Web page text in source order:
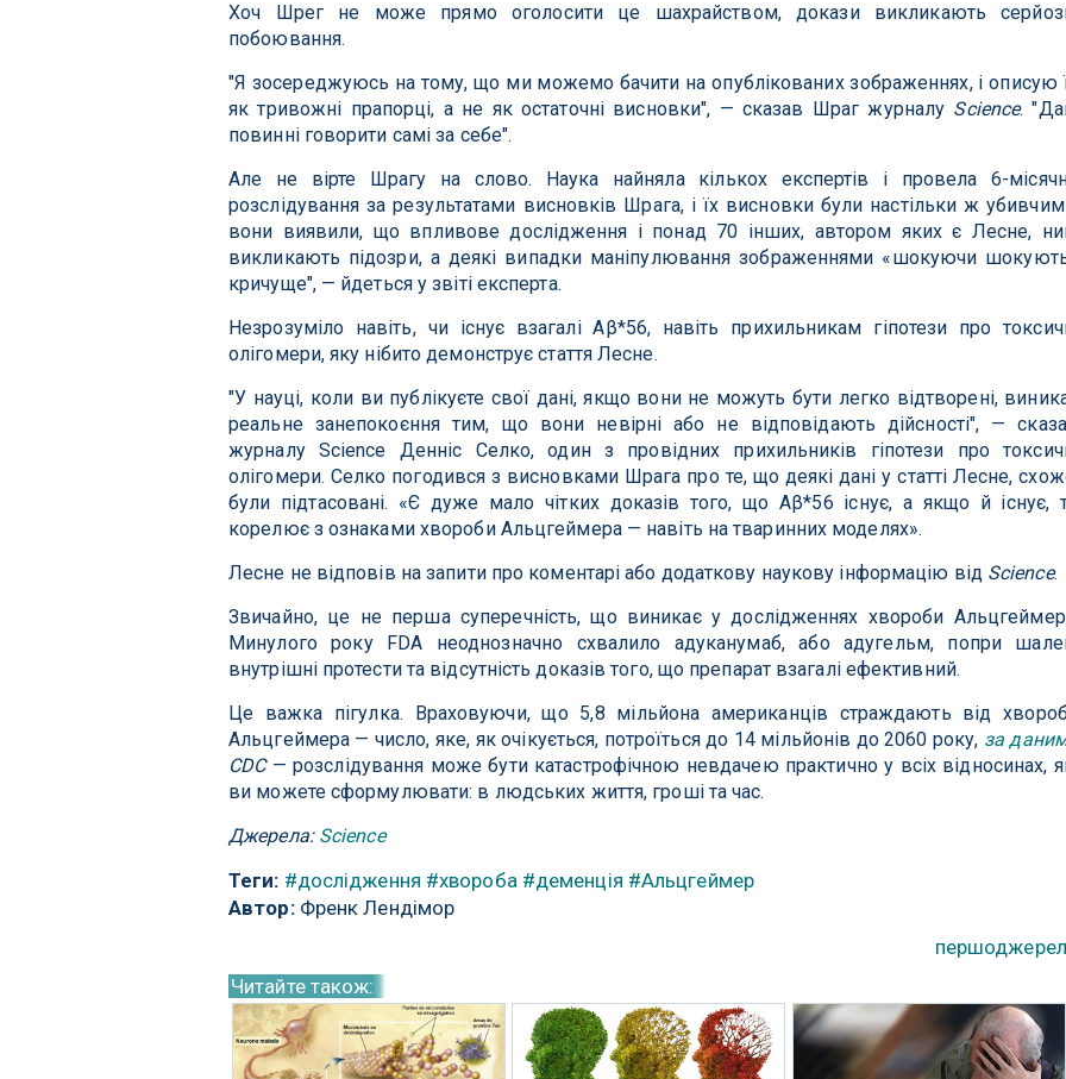
Хоч Шрег не може прямо оголосити це шахрайством, докази викликають
побоювання.
"Я зосереджуюсь на тому, що ми можемо бачити на опублікованих зображеннях, і описую
як тривожні прапорці, а не як остаточні висновки", — сказав Шраг журналу Science.
повинні говорити самі за себе".
Але не вірте Шрагу на слово. Наука найняла кількох експертів і провела 6-
розслідування за результатами висновків Шрага, і їх висновки були настільки ж
вони виявили, що впливове дослідження і понад 70 інших, автором яких є Лесне,
викликають підозри, а деякі випадки маніпулювання зображеннями «шокуючи
кричуще", — йдеться у звіті експерта.
Незрозуміло навіть, чи існує взагалі Aβ*56, навіть прихильникам гіпотези про
олігомери, яку нібито демонструє стаття Лесне.
"У науці, коли ви публікуєте свої дані, якщо вони не можуть бути легко відтворені,
реальне занепокоєння тим, що вони невірні або не відповідають дійсності", —
журналу Science Денніс Селко, один з провідних прихильників гіпотези про
олігомери. Селко погодився з висновками Шрага про те, що деякі дані у статті Лесне,
були підтасовані. «Є дуже мало чітких доказів того, що Aβ*56 існує, а якщо й існує,
корелює з ознаками хвороби Альцгеймера — навіть на тваринних моделях».
Лесне не відповів на запити про коментарі або додаткову наукову інформацію від Science.
Звичайно, це не перша суперечність, що виникає у дослідженнях хвороби
Минулого року FDA неоднозначно схвалило адуканумаб, або адугельм, попри
внутрішні протести та відсутність доказів того, що препарат взагалі ефективний.
Це важка пігулка. Враховуючи, що 5,8 мільйона американців страждають від
Альцгеймера — число, яке, як очікується, потроїться до 14 мільйонів до 2060 року, за
CDC— розслідування може бути катастрофічною невдачею практично у всіх відносинах,
ви можете сформулювати: в людських життя, гроші та час.
Джерела: Science
Теги: #дослідження #хвороба #деменція #Альцгеймер
Автор:Френк Лендімор
Читайте також: